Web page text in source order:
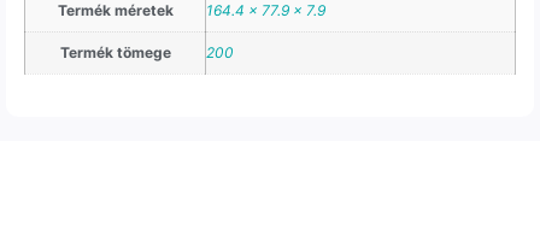
Termék méretek 164.4 x 77.9 x 7.9
Termék tömege 200